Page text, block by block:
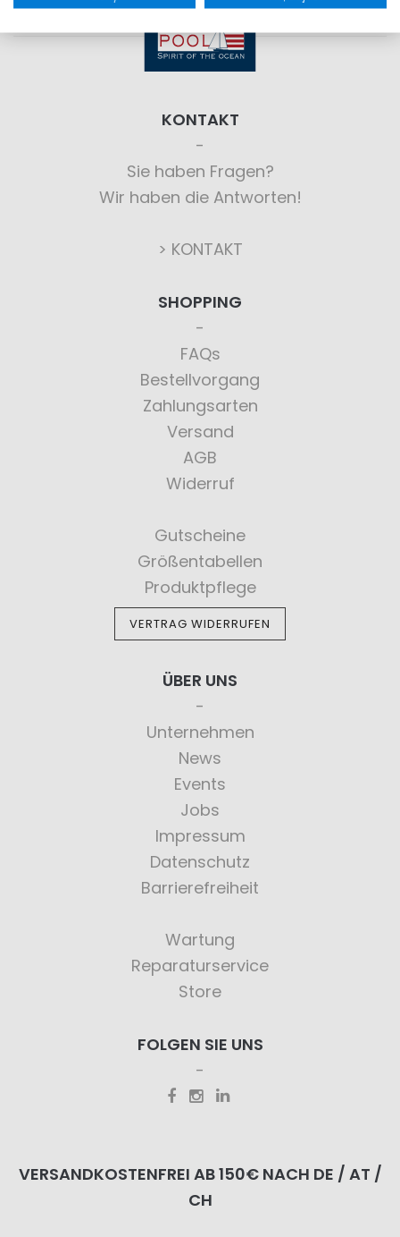
KONTAKT
Sie haben Fragen?
Wir haben die Antworten!
> KONTAKT
SHOPPING
FAQs
Bestellvorgang
Zahlungsarten
Versand
AGB
Widerruf
Gutscheine
Größentabellen
Produktpflege
VERTRAG WIDERRUFEN
ÜBER UNS
Unternehmen
News
Events
Jobs
Impressum
Datenschutz
Barrierefreiheit
Wartung
Reparaturservice
Store
FOLGEN SIE UNS
VERSANDKOSTENFREI AB 150€ NACH DE / AT /
CH